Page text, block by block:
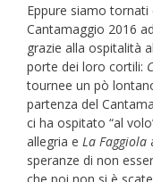
Eppure siamo
Cantamaggio 2016
grazie alla ospitalità
porte dei loro cortili:
tournee un pò
partenza del
ci ha ospitato “al
allegria e La Faggiola
speranze di non
che poi non si è